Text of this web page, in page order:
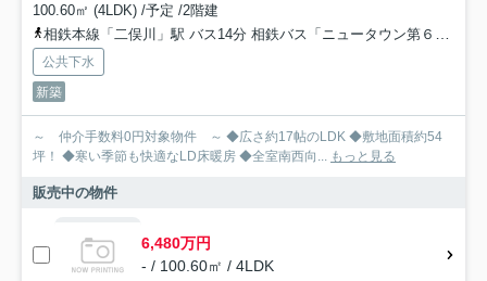
100.60㎡ (4LDK) /予定 /2階建
相鉄本線「二俣川」駅 バス14分 相鉄バス「ニュータウン第６」 停歩2分
公共下水
新築
～ 仲介手数料0円対象物件 ～ ◆広さ約17帖のLDK ◆敷地面積約54
坪！ ◆寒い季節も快適なLD床暖房 ◆全室南西向... もっと見る
販売中の物件
6,480万円
- / 100.60㎡ / 4LDK